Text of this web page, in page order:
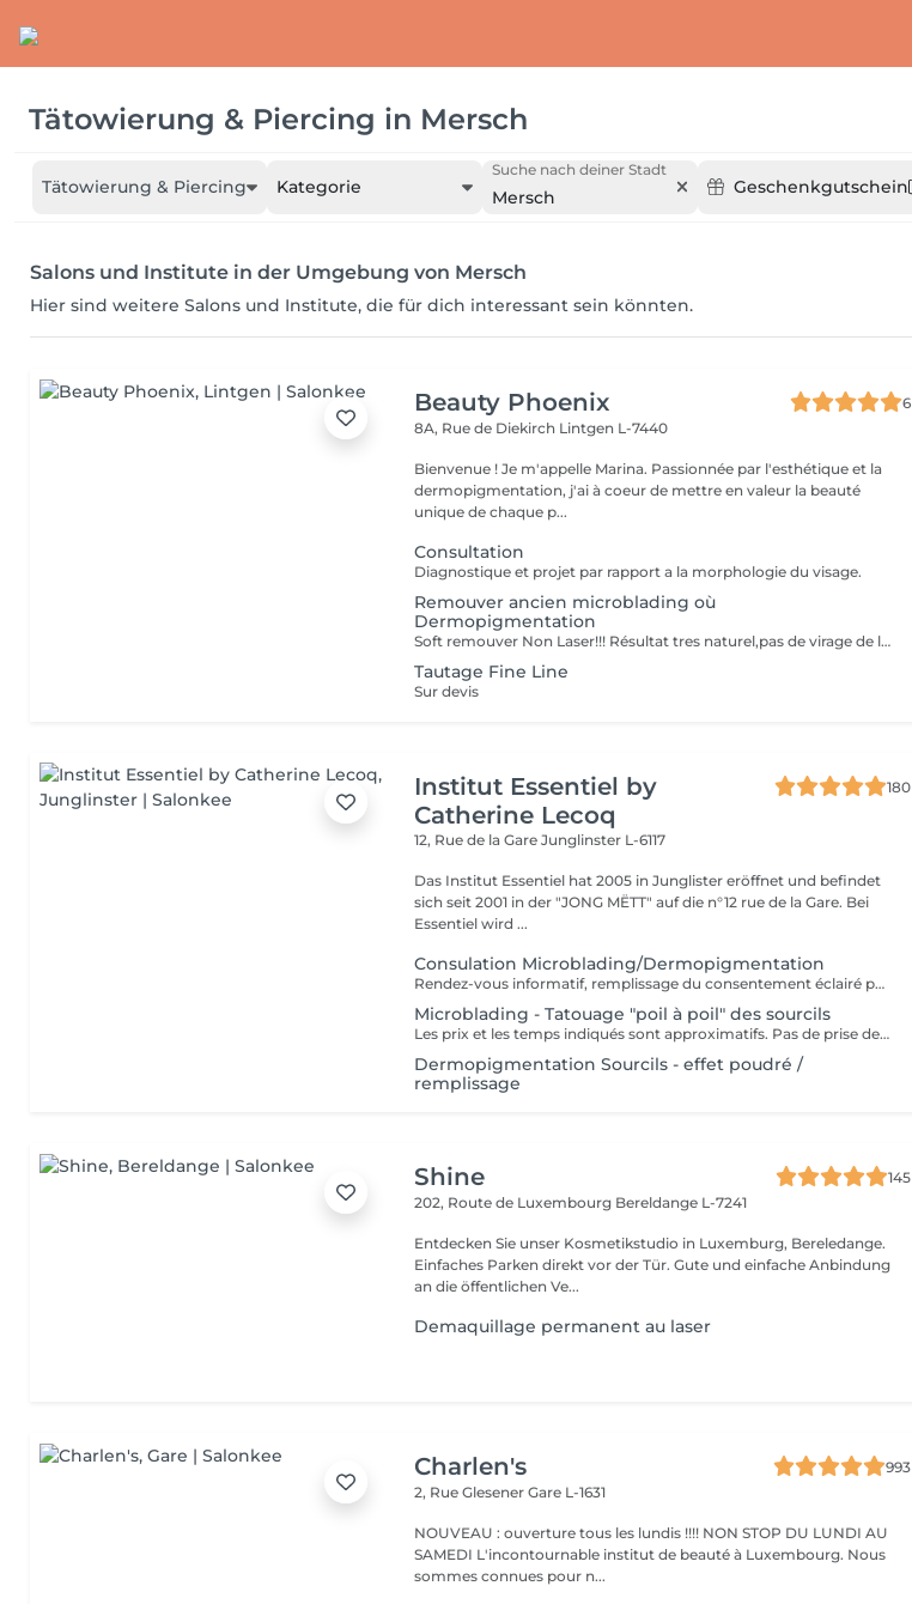
Tätowierung & Piercing in Mersch
Tätowierung & Piercing Kategorie
Suche nach deiner Stadt
Mersch Geschenkgutschein
Salons und Institute in der Umgebung von Mersch
Hier sind weitere Salons und Institute, die für dich interessant sein könnten.
Beauty Phoenix
6
8A, Rue de Diekirch Lintgen L-7440
Bienvenue ! Je m'appelle Marina. Passionnée par l'esthétique et la
dermopigmentation, j'ai à coeur de mettre en valeur la beauté
unique de chaque p...
Consultation
Diagnostique et projet par rapport a la morphologie du visage.
Remouver ancien microblading où
Dermopigmentation
Soft remouver Non Laser!!! Résultat tres naturel,pas de virage de la couleur,diagnostique avant le traitement
Tautage Fine Line
Sur devis
Institut Essentiel by
Catherine Lecoq
180
12, Rue de la GareJunglinster L-6117
Das Institut Essentiel hat 2005 in Junglister eröffnet und befindet
sich seit 2001 in der "JONG MËTT" auf die n°12 rue de la Gare. Bei
Essentiel wird ...
Consulation Microblading/Dermopigmentation
Rendez-vous informatif, remplissage du consentement éclairé pour la réalisation d'un acte de tatouage. Évaluation du tatouage à réaliser, choix de la technique la mieux adaptée. La consultation est considérée comme un acompte si prise de rendez-vous pour le tatouage endéans les 15 jours.
Microblading - Tatouage "poil à poil" des sourcils
Les prix et les temps indiqués sont approximatifs. Pas de prise de rendez-vous sans consultation préalable. Réservable en ligne ou par téléphone.
Dermopigmentation Sourcils - effet poudré /
remplissage
Shine
145
202, Route de Luxembourg Bereldange L-7241
Entdecken Sie unser Kosmetikstudio in Luxemburg, Bereledange.
Einfaches Parken direkt vor der Tür. Gute und einfache Anbindung
an die öffentlichen Ve...
Demaquillage permanent au laser
Charlen's
993
2, Rue GlesenerGare L-1631
NOUVEAU : ouverture tous les lundis !!!! NON STOP DU LUNDI AU
SAMEDI L'incontournable institut de beauté à Luxembourg. Nous
sommes connues pour n...